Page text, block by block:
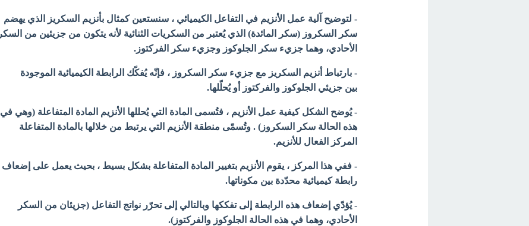
- لتوضيح آلية عمل الأنزيم في التفاعل الكيميائي ، سنستعين كمثال بأنزيم السكريز الذي يهضم
سكر السكروز (سكر المائدة) الذي يُعتبر من السكريات الثنائية لأنه يتكون من جزيئين من السكر
الأحادي، وهما جزيء سكر الجلوكوز وجزيء سكر الفركتوز.
- بارتباط أنزيم السكريز مع جزيء سكر السكروز ، فإنّه يُفكّك الرابطة الكيميائية الموجودة
بينجزيئي الجلوكوز والفركتوز أو يُحلّلها.
- يُوضح الشكل كيفية عمل الأنزيم ، فتُسمى المادة التي يُحللها الأنزيم المادة المتفاعلة (وهي في
هذه الحالة سكر السكروز) . وتُسمّى منطقة الأنزيم التي يرتبط من خلالها بالمادة المتفاعلة
المركز الفعال للأنزيم.
- ففي هذا المركز ، يقوم الأنزيم بتغيير المادة المتفاعلة بشكل بسيط ، بحيث يعمل على إضعاف
رابطة كيميائية محدّدة بين مكوناتها.
- يُؤدّي إضعاف هذه الرابطة إلى تفككها وبالتالي إلى تحرّر نواتج التفاعل (جزيئان من السكر
الأحادي، وهما في هذه الحالة الجلوكوز والفركتوز).